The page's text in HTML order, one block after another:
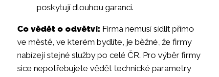
poskytují dlouhou garanci.
Co vědět o odvětví: Firma nemusí sídlit přímo
ve městě, ve kterém bydlíte, je běžné, že firmy
nabízejí stejné služby po celé ČR. Pro výběr firmy
sice nepotřebujete vědět technické parametry